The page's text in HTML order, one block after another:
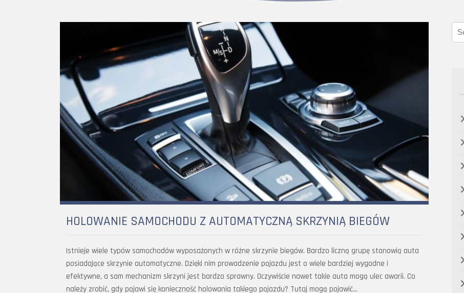
HOLOWANIE SAMOCHODU Z AUTOMATYCZNĄ SKRZYNIĄ BIEGÓW
Istnieje wiele typów samochodów wyposażonych w różne skrzynie biegów. Bardzo liczną grupę stanowią auta
posiadające skrzynie automatyczne. Dzięki nim prowadzenie pojazdu jest o wiele bardziej wygodne i
efektywne, a sam mechanizm skrzyni jest bardzo sprawny. Oczywiście nawet takie auta mogą ulec awarii. Co
należy zrobić, gdy pojawi się konieczność holowania takiego pojazdu? Tutaj mogą pojawić…